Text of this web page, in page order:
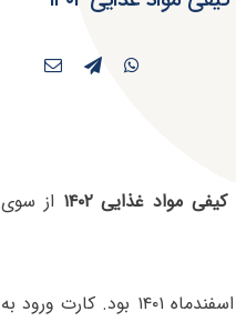
مواد غذایی ۱۴۰۲
از سوی
یازدهم و دوازدهم اسفندماه ۱۴۰۱ بود. کارت ورود به